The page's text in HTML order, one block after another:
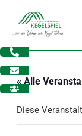
Inhalt
springen
« Alle
Diese